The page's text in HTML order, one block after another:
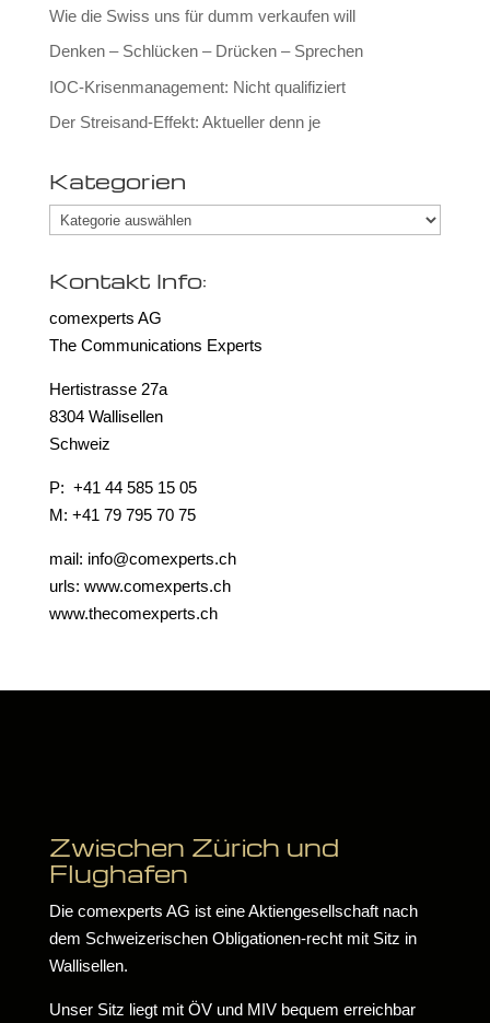
Wie die Swiss uns für dumm verkaufen will
Denken – Schlücken – Drücken – Sprechen
IOC-Krisenmanagement: Nicht qualifiziert
Der Streisand-Effekt: Aktueller denn je
Kategorien
Kategorien
Kontakt Info:
comexperts AG
The Communications Experts
Hertistrasse 27a
8304 Wallisellen
Schweiz
P: +41 44 585 15 05
M: +41 79 795 70 75
mail: info@comexperts.ch
urls: www.comexperts.ch
www.thecomexperts.ch
Zwischen Zürich und
Flughafen
Die comexperts AG ist eine Aktiengesellschaft nach
dem Schweizerischen Obligationen-recht mit Sitz in
Wallisellen.
Unser Sitz liegt mit ÖV und MIV bequem erreichbar